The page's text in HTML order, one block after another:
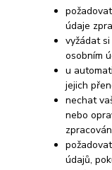
údaje
vyžádat
osobním
u
jejich
nechat
nebo
údajů,